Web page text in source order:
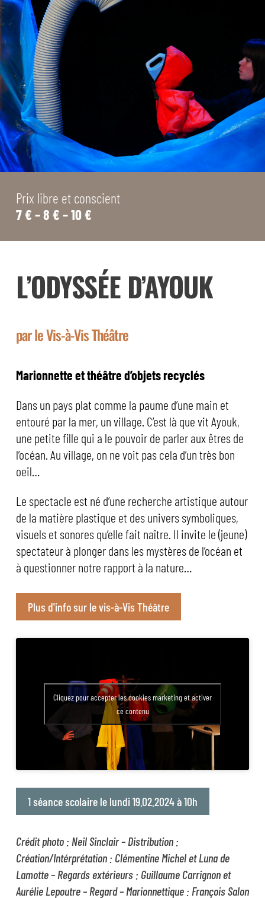
Prix libre et conscient
7 € – 8 € – 10 €
L’ODYSSÉE D’AYOUK
par le Vis-à-Vis Théâtre
Marionnette et théâtre d’objets recyclés
Dans un pays plat comme la paume d’une main et
entouré par la mer, un village. C’est là que vit Ayouk,
une petite fille qui a le pouvoir de parler aux êtres de
l’océan. Au village, on ne voit pas cela d’un très bon
oeil…
Le spectacle est né d’une recherche artistique autour
de la matière plastique et des univers symboliques,
visuels et sonores qu’elle fait naître. Il invite le (jeune)
spectateur à plonger dans les mystères de l’océan et
à questionner notre rapport à la nature…
Plus d'info sur le vis-à-Vis Théâtre
Cliquez pour accepter les cookies marketing et activer
ce contenu
1 séance scolaire le lundi 19.02.2024 à 10h
Crédit photo : Neil Sinclair – Distribution :
Création/Intérprétation : Clémentine Michel et Luna de
Lamotte – Regards extérieurs : Guillaume Carrignon et
Aurélie Lepoutre – Regard – Marionnettique : François Salon